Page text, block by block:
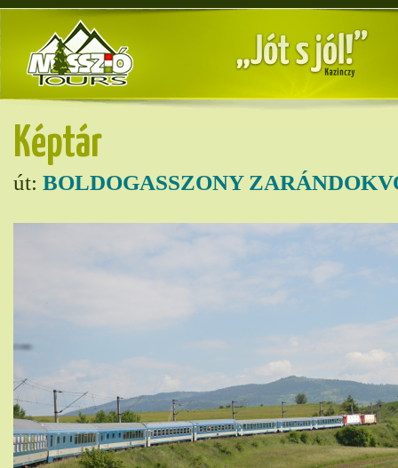
Képtár
út: BOLDOGASSZONY